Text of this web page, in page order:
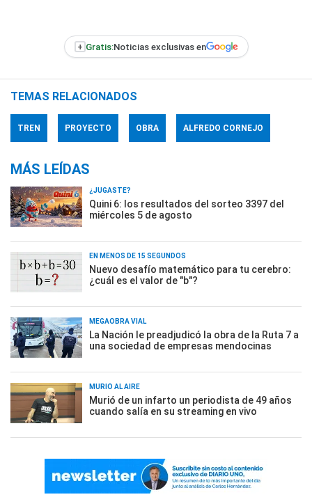
+ Gratis:Noticias exclusivas en
TEMAS RELACIONADOS
TREN PROYECTO OBRA ALFREDO CORNEJO
MÁS LEÍDAS
¿JUGASTE?
Quini 6: los resultados del sorteo 3397 del
miércoles 5 de agosto
EN MENOS DE 15 SEGUNDOS
Nuevo desafío matemático para tu cerebro:
¿cuál es el valor de "b"?
MEGAOBRA VIAL
La Nación le preadjudicó la obra de la Ruta 7 a
una sociedad de empresas mendocinas
MURIÓ AL AIRE
Murió de un infarto un periodista de 49 años
cuando salía en su streaming en vivo